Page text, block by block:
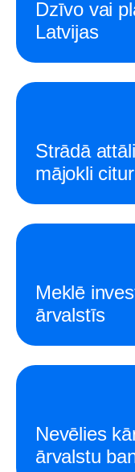
Dzīvo vai
Latvijas
Strādā
mājokli
Meklē
ārvalstīs
Nevēlies
ārvalstu